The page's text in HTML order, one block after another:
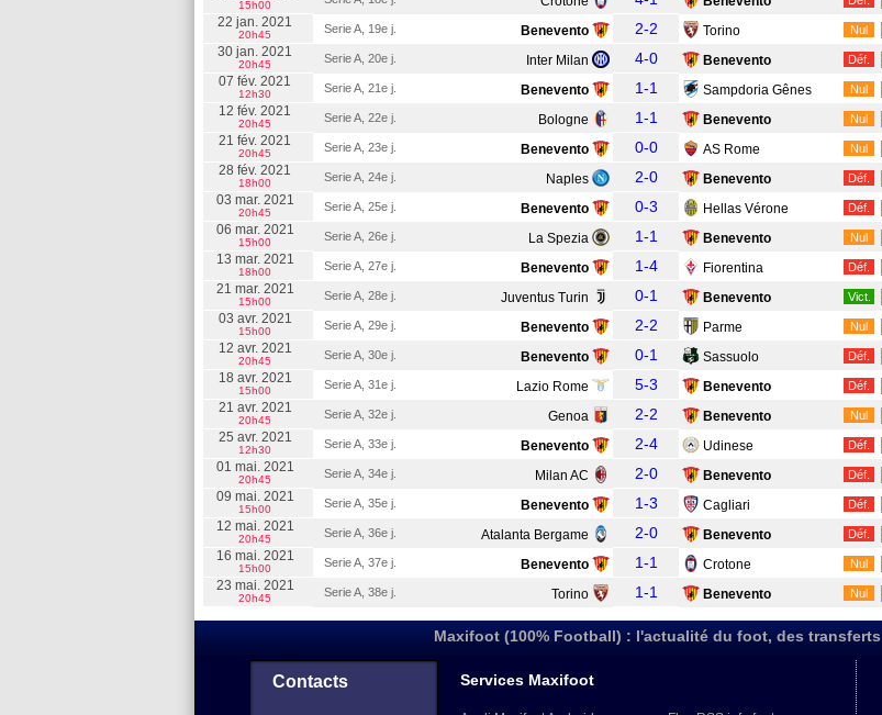
15h00
22 jan. 2021
20h45 Serie A, 19e j. Benevento 2-2 Torino Nul
30 jan. 2021
20h45 Serie A, 20e j. Inter Milan 4-0 Benevento Déf.
07 fév. 2021
12h30 Serie A, 21e j. Benevento 1-1 Sampdoria Gênes Nul
12 fév. 2021
20h45 Serie A, 22e j. Bologne 1-1 Benevento Nul
21 fév. 2021
20h45 Serie A, 23e j. Benevento 0-0 AS Rome Nul
28 fév. 2021
18h00 Serie A, 24e j. Naples 2-0 Benevento Déf.
03 mar. 2021
20h45 Serie A, 25e j. Benevento 0-3 Hellas Vérone Déf.
06 mar. 2021
15h00 Serie A, 26e j. La Spezia 1-1 Benevento Nul
13 mar. 2021
18h00 Serie A, 27e j. Benevento 1-4 Fiorentina Déf.
21 mar. 2021
15h00 Serie A, 28e j. Juventus Turin 0-1 Benevento Vict.
03 avr. 2021
15h00 Serie A, 29e j. Benevento 2-2 Parme Nul
12 avr. 2021
20h45 Serie A, 30e j. Benevento 0-1 Sassuolo Déf.
18 avr. 2021
15h00 Serie A, 31e j. Lazio Rome 5-3 Benevento Déf.
21 avr. 2021
20h45 Serie A, 32e j. Genoa 2-2 Benevento Nul
25 avr. 2021
12h30 Serie A, 33e j. Benevento 2-4 Udinese Déf.
01 mai. 2021
20h45 Serie A, 34e j. Milan AC 2-0 Benevento Déf.
09 mai. 2021
15h00 Serie A, 35e j. Benevento 1-3 Cagliari Déf.
12 mai. 2021
20h45 Serie A, 36e j. Atalanta Bergame 2-0 Benevento Déf.
16 mai. 2021
15h00 Serie A, 37e j. Benevento 1-1 Crotone Nul
23 mai. 2021
20h45 Serie A, 38e j. Torino 1-1 Benevento Nul
Maxifoot (100% Football) : l'actualité du foot, des
Contacts Services Maxifoot